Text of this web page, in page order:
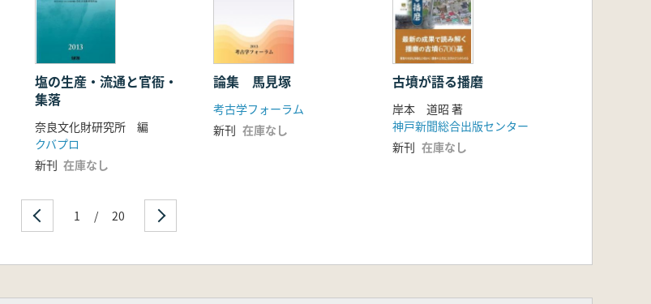
塩の生産・流通と官衙・
集落
奈良文化財研究所 編
クバプロ
新刊 在庫なし
論集 馬見塚
考古学フォーラム
新刊 在庫なし
古墳が語る播磨
岸本 道昭 著
神戸新聞総合出版センター
新刊 在庫なし
1 / 20